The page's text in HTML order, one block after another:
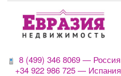
8 (499) 346 8069 — Россия
+34 922 986 725 — Испания